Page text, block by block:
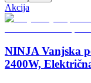
Akcija
NINJA Vanjska
2400W,